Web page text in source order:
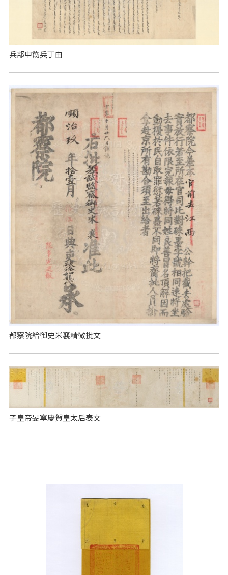
兵部申飭兵丁由
都察院給御史米襄精微批文
子皇帝旻寧慶賀皇太后表文